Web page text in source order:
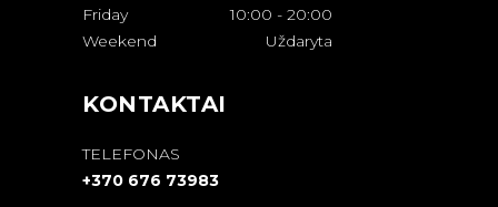
Friday
10:00 - 20:00
Weekend
Uždaryta
KONTAKTAI
TELEFONAS
+370 676 73983